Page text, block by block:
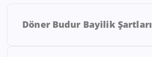
Döner Budur Bayilik Şartları